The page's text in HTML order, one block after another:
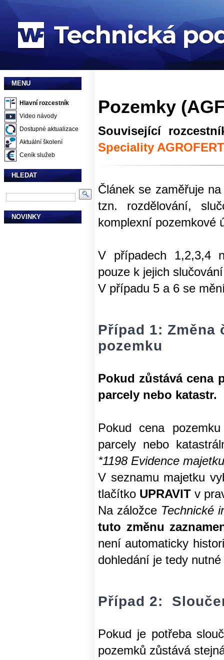
MENU
Hlavní rozcestník
Video návody
Dostupné aktualizace
Aktuální školení
Ceník služeb
HLEDAT
NOVINKY
Pozemky
Související
Speciality AGROFERT
Článek se zaměřuje
tzn. rozdělování,
komplexní pozemkové
V případech 1,2,3,4
pouze k jejich
V případu 5 a 6 se
Případ 1: Změna
pozemku
Pokud zůstává cena
parcely nebo katastr.
Pokud cena
parcely nebo
*1198 Evidence majetku
V seznamu majetku
tlačítko UPRAVIT v
Na záložce Technické
tuto změnu
není automaticky
dohledání je tedy
Případ 2:
Pokud je potřeba
pozemků zůstává